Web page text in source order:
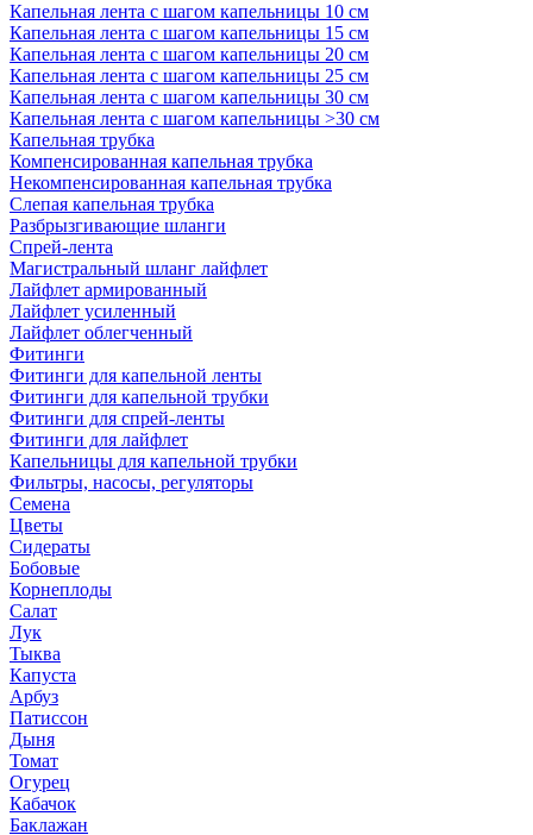
Капельная лента с шагом капельницы 10 см
Капельная лента с шагом капельницы 15 см
Капельная лента с шагом капельницы 20 см
Капельная лента с шагом капельницы 25 см
Капельная лента с шагом капельницы 30 см
Капельная лента с шагом капельницы >30 см
Капельная трубка
Компенсированная капельная трубка
Некомпенсированная капельная трубка
Слепая капельная трубка
Разбрызгивающие шланги
Спрей-лента
Магистральный шланг лайфлет
Лайфлет армированный
Лайфлет усиленный
Лайфлет облегченный
Фитинги
Фитинги для капельной ленты
Фитинги для капельной трубки
Фитинги для спрей-ленты
Фитинги для лайфлет
Капельницы для капельной трубки
Фильтры, насосы, регуляторы
Семена
Цветы
Сидераты
Бобовые
Корнеплоды
Салат
Лук
Тыква
Капуста
Арбуз
Патиссон
Дыня
Томат
Огурец
Кабачок
Баклажан